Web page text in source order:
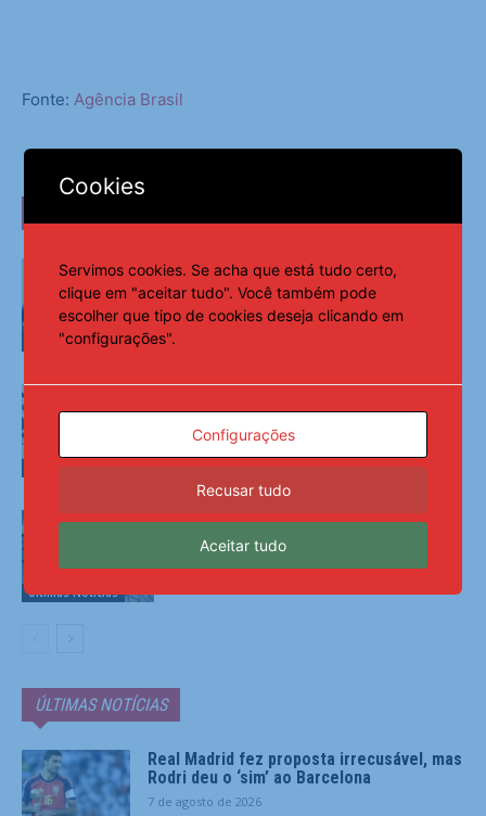
Fonte: Agência Brasil
Últimas Notícias
Pix amplia participação nos
pagamentos em bares e restaurantes
Últimas Notícias
acumula para R$ 165 milhões
Últimas Notícias
Petrobras tem lucro líquido de R$ 52,4
bi no segundo trimestre
ÚLTIMAS NOTÍCIAS
Real Madrid fez proposta irrecusável, mas
Rodri deu o ‘sim’ ao Barcelona
7 de agosto de 2026
Cookies
Servimos cookies. Se acha que está tudo certo,
clique em "aceitar tudo". Você também pode
escolher que tipo de cookies deseja clicando em
"configurações".
Configurações
Recusar tudo
Aceitar tudo